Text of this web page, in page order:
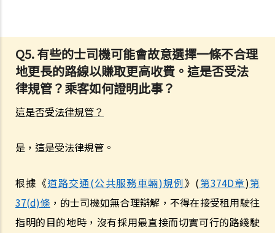
Q5. 有些的士司機可能會故意選擇一條不合理
地更長的路線以賺取更高收費。這是否受法
律規管？乘客如何證明此事？
這是否受法律規管？
是，這是受法律規管。
根據《道路交通(公共服務車輛)規例》 (第374D章)第
37(d)條 ，的士司機如無合理辯解，不得在接受租用駛往
指明的目的地時，沒有採用最直接而切實可行的路綫駛
a. 沒有遵守安全停車距離及從後撞擊
b. 沒有察看清楚而倒車
c. 不安全地超車
危險駕駛
2. 「對一個合格而謹慎的駕駛人而言，該人以該方式駕駛汽車會屬危
3. 危險駕駛的典型例子